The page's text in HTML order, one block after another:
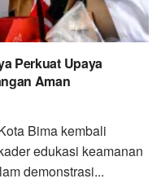
Perkuat Upaya
Aman
Bima kembali
edukasi keamanan
demonstrasi...